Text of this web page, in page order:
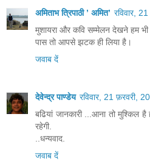
अमिताभ त्रिपाठी ’ अमित’ रविवार,
मुशायरा और कवि सम्मेलन देखने हम
पास तो आपसे झटक ही लिया है।
जवाब दें
देवेन्द्र पाण्डेय रविवार, 21 फ़रवरी,
बढियां जानकारी ...आना तो मुश्किल है
रहेगी.
..धन्यवाद.
जवाब दें